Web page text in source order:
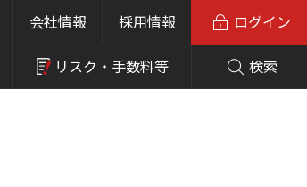
会社情報 採用情報
リスク・ 手数料等 検索
ログイン